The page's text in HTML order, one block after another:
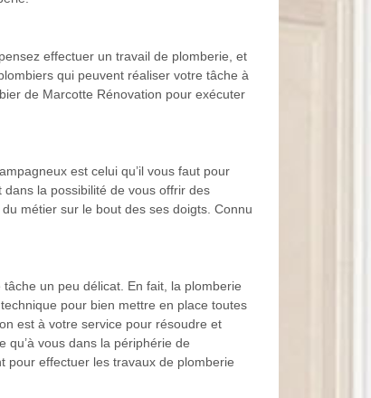
effectuer un travail de plomberie, et
qui peuvent réaliser votre tâche à
de Marcotte Rénovation pour exécuter
est celui qu’il vous faut pour
la possibilité de vous offrir des
métier sur le bout des ses doigts. Connu
un peu délicat. En fait, la plomberie
pour bien mettre en place toutes
est à votre service pour résoudre et
vous dans la périphérie de
pour effectuer les travaux de plomberie